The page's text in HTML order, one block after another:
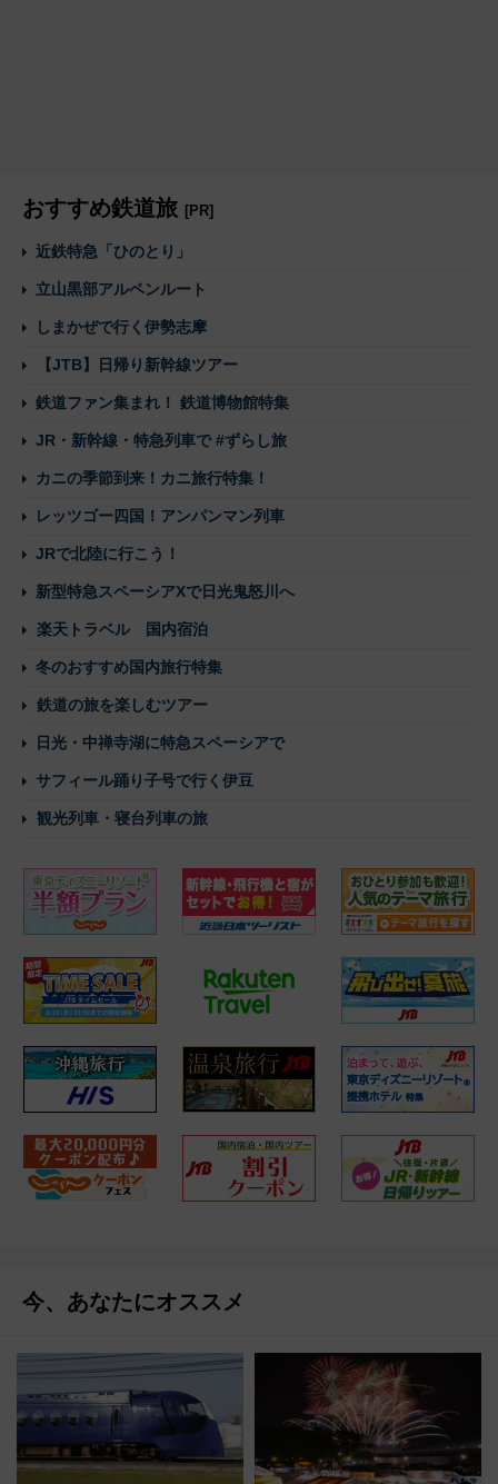
おすすめ鉄道旅 [PR]
近鉄特急「ひのとり」
立山黒部アルペンルート
しまかぜで行く伊勢志摩
【JTB】日帰り新幹線ツアー
鉄道ファン集まれ！ 鉄道博物館特集
JR・新幹線・特急列車で #ずらし旅
カニの季節到来！カニ旅行特集！
レッツゴー四国！アンパンマン列車
JRで北陸に行こう！
新型特急スペーシアXで日光鬼怒川へ
楽天トラベル 国内宿泊
冬のおすすめ国内旅行特集
鉄道の旅を楽しむツアー
日光・中禅寺湖に特急スペーシアで
サフィール踊り子号で行く伊豆
観光列車・寝台列車の旅
今、あなたにオススメ